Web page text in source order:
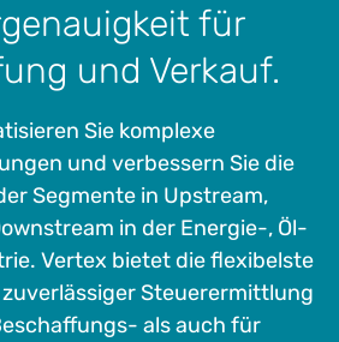
für
und Verkauf.
Sie komplexe
und verbessern Sie die
Segmente in Upstream,
in der Energie-, Öl-
Vertex bietet die flexibelste
Steuerermittlung
als auch für